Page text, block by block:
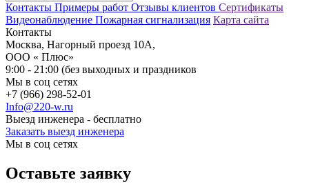
Контакты Примеры работ Отзывы клиентов Сертификаты
Видеонаблюдение Пожарная сигнализация Карта сайта
Контакты
Москва, Нагорный проезд 10А,
ООО « Плюс»
9:00 - 21:00 (без выходных и праздников
Мы в соц сетях
+7 (966) 298-52-01
Info@220-w.ru
Выезд инженера - бесплатно
Заказать выезд инженера
Мы в соц сетях
Оставьте заявку